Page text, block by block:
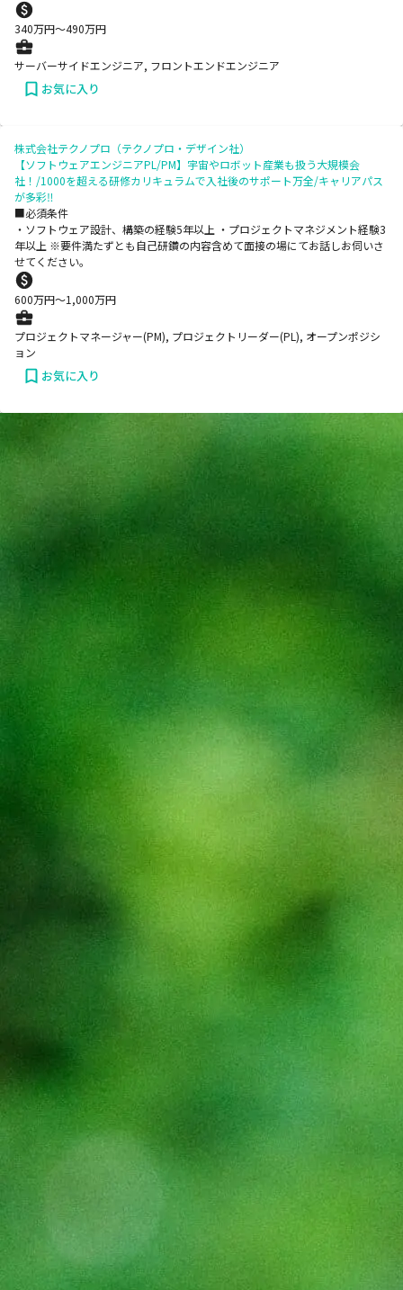
340万円〜490万円
サーバーサイドエンジニア, フロントエンドエンジニア
お気に入り
株式会社テクノプロ（テクノプロ・デザイン社）
【ソフトウェアエンジニアPL/PM】宇宙やロボット産業も扱う大規模会
社！/1000を超える研修カリキュラムで入社後のサポート万全/キャリアパス
が多彩‼
■必須条件
・ソフトウェア設計、構築の経験5年以上 ・プロジェクトマネジメント経験3
年以上 ※要件満たずとも自己研鑽の内容含めて面接の場にてお話しお伺いさ
せてください。
600万円〜1,000万円
プロジェクトマネージャー(PM), プロジェクトリーダー(PL), オープンポジシ
ョン
お気に入り